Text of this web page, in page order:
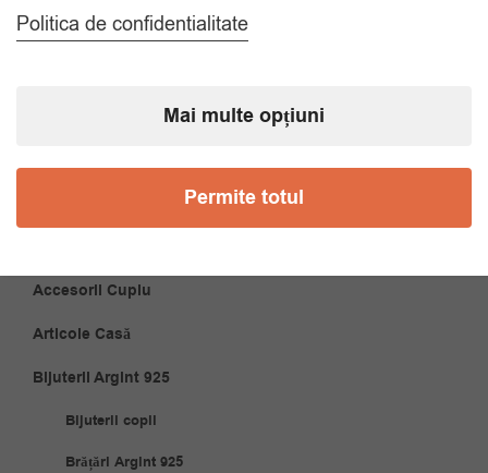
CATEGORII
Accesorii Cuplu
Articole Casă
Bijuterii Argint 925
Bijuterii copii
Brățări Argint 925
Politica de confidentialitate
Mai multe opțiuni
Permite totul